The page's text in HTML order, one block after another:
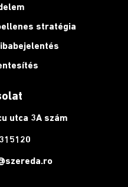
stratégia
utca 3A szám